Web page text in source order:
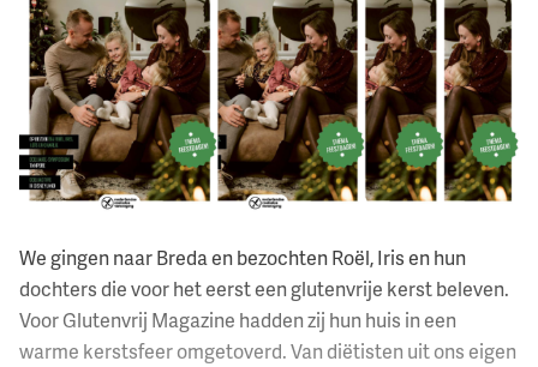
We gingen naar Breda en bezochten Roël, Iris en hun
dochters die voor het eerst een glutenvrije kerst beleven.
Voor Glutenvrij Magazine hadden zij hun huis in een
warme kerstsfeer omgetoverd. Van diëtisten uit ons eigen